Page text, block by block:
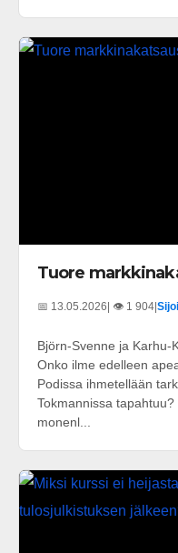
Tuore
📅 13.05.2026 | 👁️ 1 904
Björn-Svenne ja Karhu-
Onko ilme edelleen
Podissa ihmetellään
Tokmannissa
monenl...